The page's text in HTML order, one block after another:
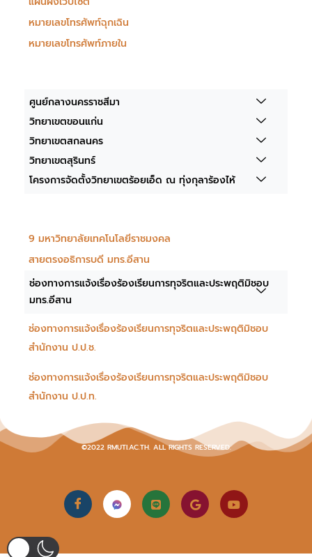
หมายเลขโทรศัพท์ฉุกเฉิน
หมายเลขโทรศัพท์ภายใน
ศูนย์กลางนครราชสีมา
วิทยาเขตขอนแก่น
วิทยาเขตสกลนคร
วิทยาเขตสุรินทร์
โครงการจัดตั้งวิทยาเขตร้อยเอ็ด ณ ทุ่งกุลาร้องไห้
9 มหาวิทยาลัยเทคโนโลยีราชมงคล
สายตรงอธิการบดี มทร.อีสาน
ช่องทางการแจ้งเรื่องร้องเรียนการทุจริตและประพฤติมิชอบ
มทร.อีสาน
ช่องทางการแจ้งเรื่องร้องเรียนการทุจริตและประพฤติมิชอบ
สำนักงาน ป.ป.ช.
ช่องทางการแจ้งเรื่องร้องเรียนการทุจริตและประพฤติมิชอบ
สำนักงาน ป.ป.ท.
©2022 RMUTI.AC.TH. ALL RIGHTS RESERVED.